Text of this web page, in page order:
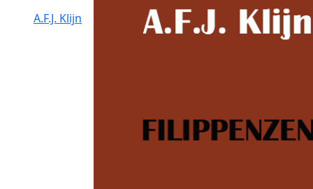
A.F.J. Klijn